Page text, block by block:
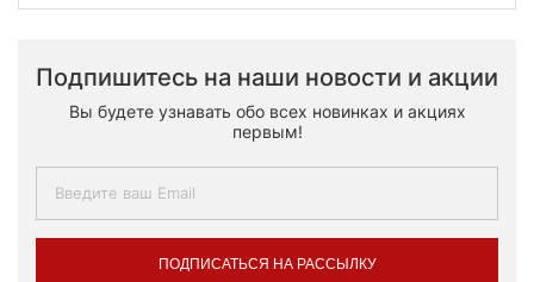
Подпишитесь на наши новости и акции
Вы будете узнавать обо всех новинках и акциях
первым!
ПОДПИСАТЬСЯ НА РАССЫЛКУ